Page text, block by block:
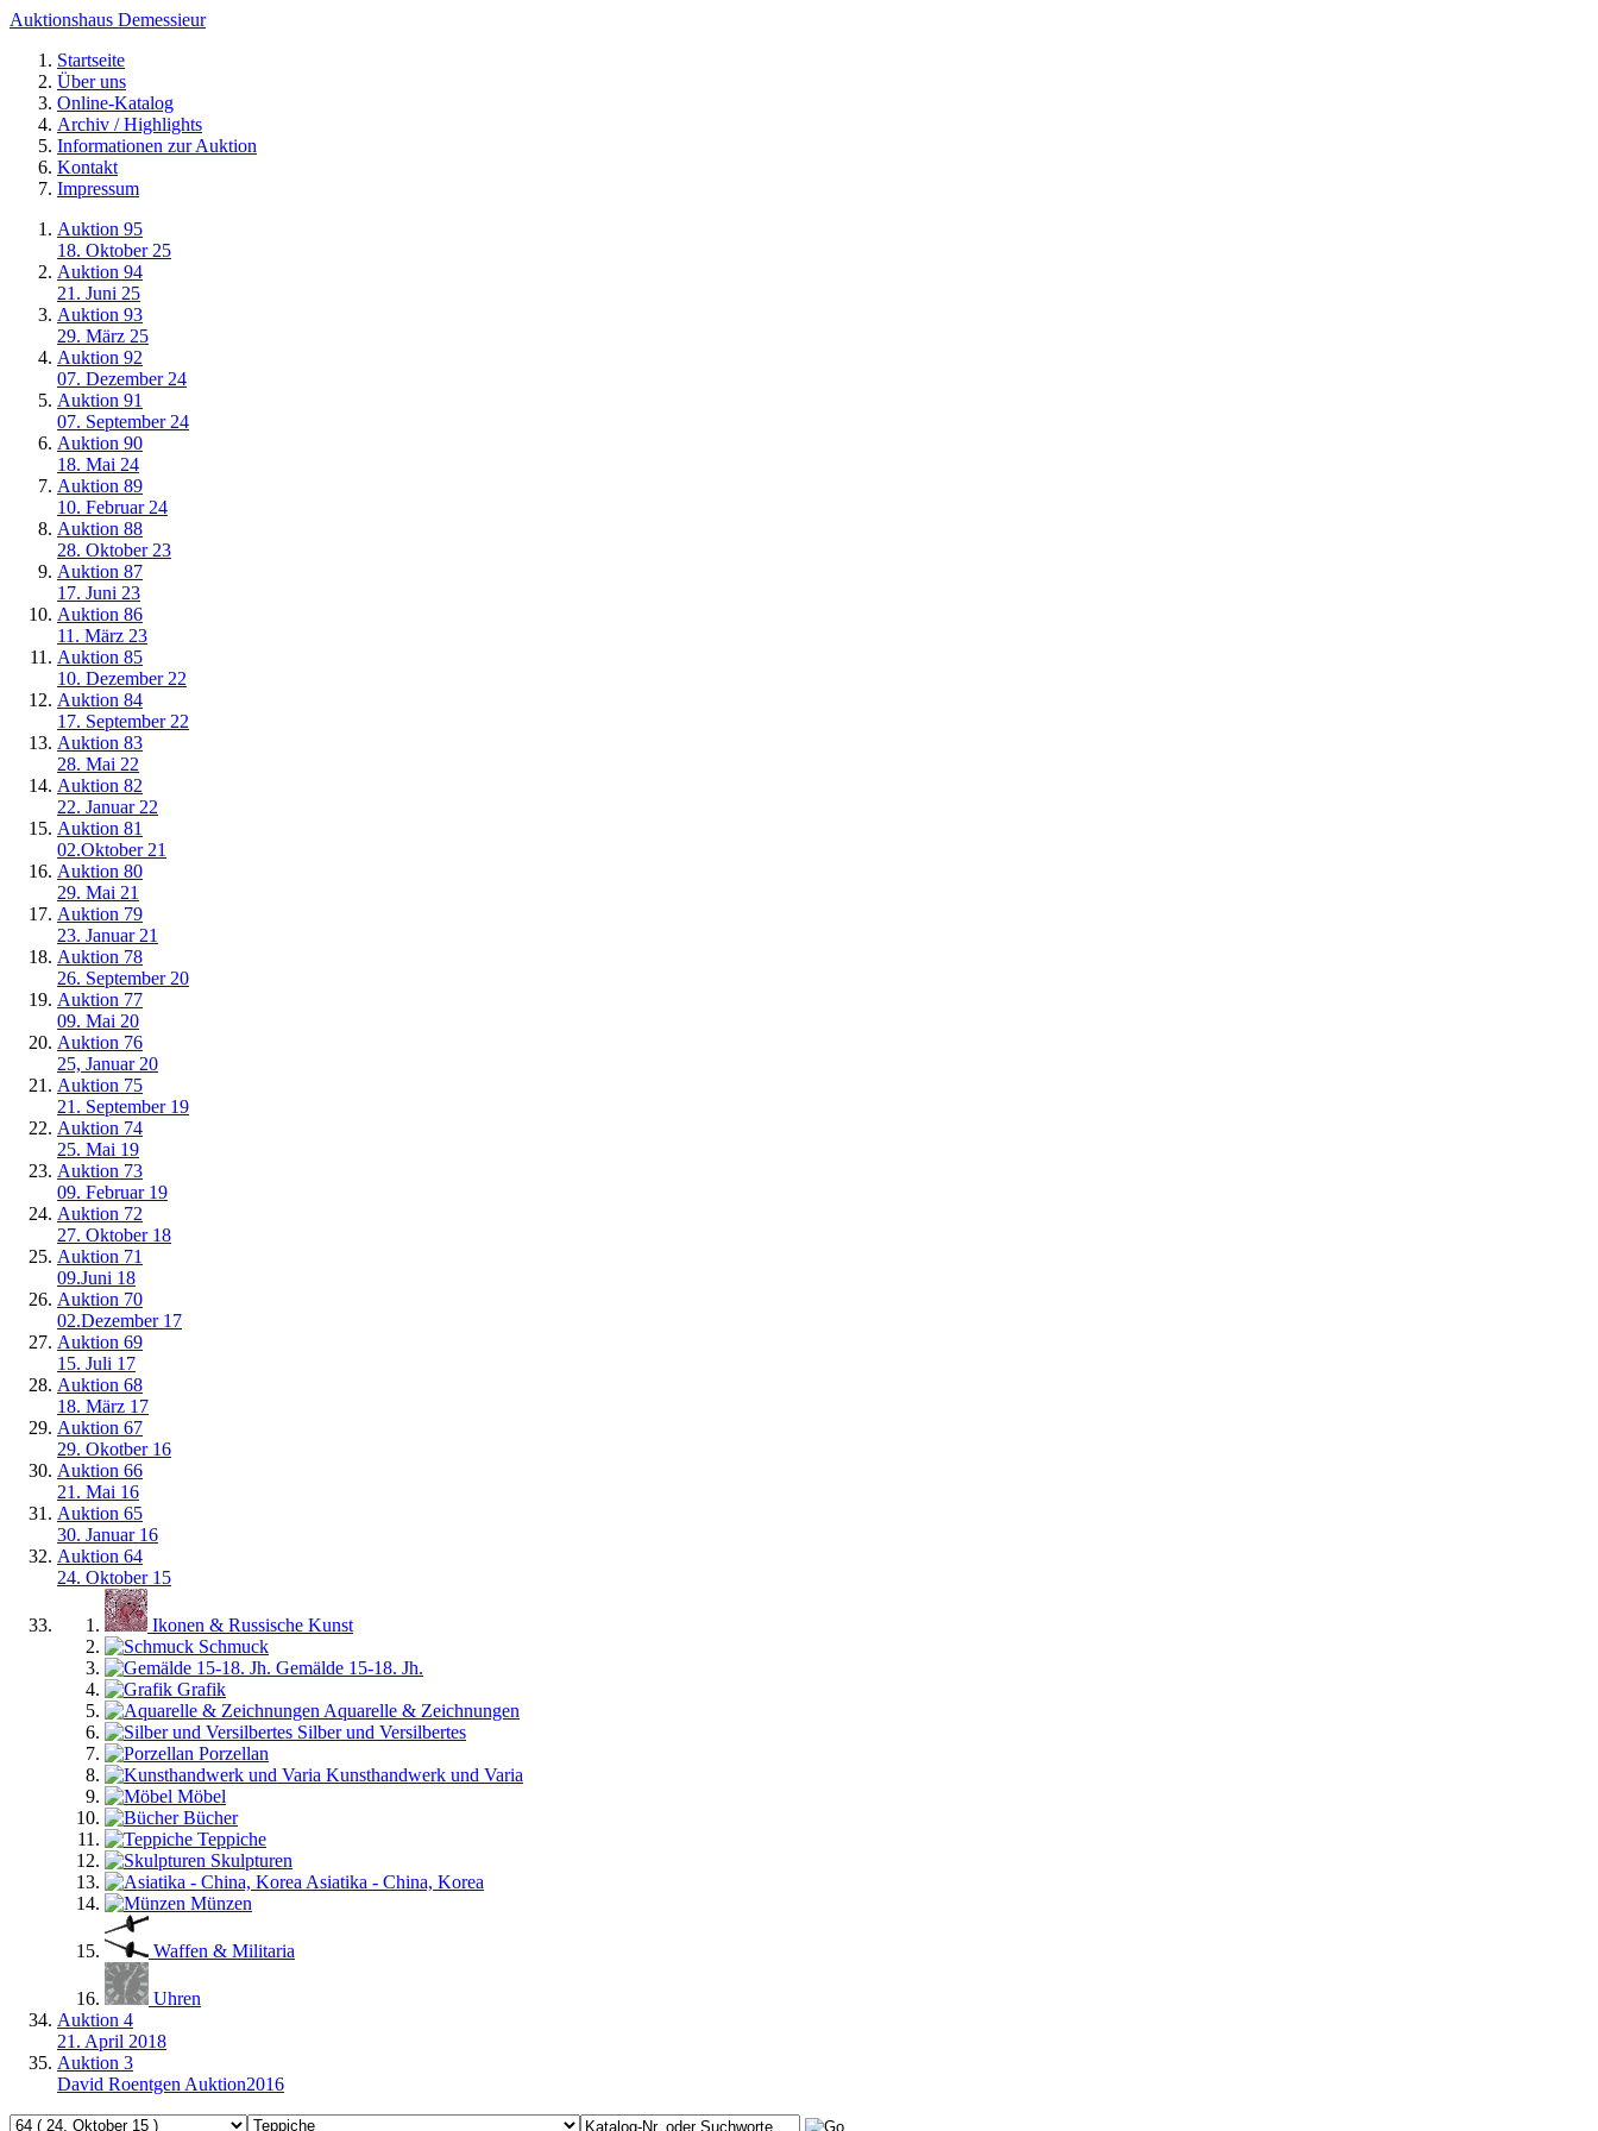
Auktionshaus Demessieur
Startseite
Über uns
Online-Katalog
Archiv / Highlights
Informationen zur Auktion
Kontakt
Impressum
Auktion 95
18. Oktober 25
Auktion 94
21. Juni 25
Auktion 93
29. März 25
Auktion 92
07. Dezember 24
Auktion 91
07. September 24
Auktion 90
18. Mai 24
Auktion 89
10. Februar 24
Auktion 88
28. Oktober 23
Auktion 87
17. Juni 23
Auktion 86
11. März 23
Auktion 85
10. Dezember 22
Auktion 84
17. September 22
Auktion 83
28. Mai 22
Auktion 82
22. Januar 22
Auktion 81
02.Oktober 21
Auktion 80
29. Mai 21
Auktion 79
23. Januar 21
Auktion 78
26. September 20
Auktion 77
09. Mai 20
Auktion 76
25, Januar 20
Auktion 75
21. September 19
Auktion 74
25. Mai 19
Auktion 73
09. Februar 19
Auktion 72
27. Oktober 18
Auktion 71
09.Juni 18
Auktion 70
02.Dezember 17
Auktion 69
15. Juli 17
Auktion 68
18. März 17
Auktion 67
29. Okotber 16
Auktion 66
21. Mai 16
Auktion 65
30. Januar 16
Auktion 64
24. Oktober 15
Ikonen & Russische Kunst
Schmuck
Gemälde 15-18. Jh.
Grafik
Aquarelle & Zeichnungen
Silber und Versilbertes
Porzellan
Kunsthandwerk und Varia
Möbel
Bücher
Teppiche
Skulpturen
Asiatika - China, Korea
Münzen
Waffen & Militaria
Uhren
Auktion 4
21. April 2018
Auktion 3
David Roentgen Auktion2016